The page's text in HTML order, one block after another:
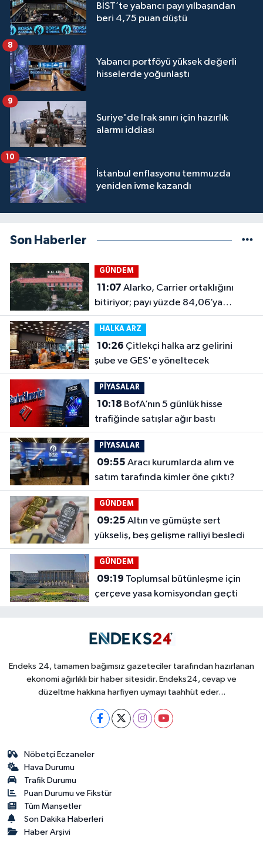
BİST’te yabancı payı yılbaşından
beri 4,75 puan düştü
Yabancı portföyü yüksek değerli
hisselerde yoğunlaştı
8
Suriye'de Irak sınırı için hazırlık
alarmı iddiası
9
İstanbul enflasyonu temmuzda
yeniden ivme kazandı
10
Son Haberler
GÜNDEM
11:07
bitiriyor; payı yüzde 84,06’ya
çıkacak
HALKA ARZ
10:26
şube ve GES'e yöneltecek
PİYASALAR
10:18
trafiğinde satışlar ağır bastı
PİYASALAR
09:55
satım tarafında kimler öne çıktı?
GÜNDEM
09:25
yükseliş, beş gelişme ralliyi besledi
GÜNDEM
09:19
çerçeve yasa komisyondan geçti
Endeks 24, tamamen bağımsız gazeteciler tarafından hazırlanan
ekonomi ağırlıklı bir haber sitesidir. Endeks24, cevap ve
düzeltme hakkına harfiyen uymayı taahhüt eder...
Nöbetçi Eczaneler
Hava Durumu
Trafik Durumu
Puan Durumu ve Fikstür
Tüm Manşetler
Son Dakika Haberleri
Haber Arşivi